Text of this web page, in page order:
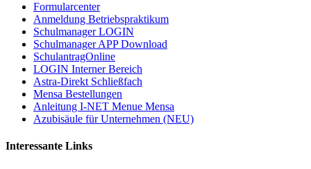
Formularcenter
Anmeldung Betriebspraktikum
Schulmanager LOGIN
Schulmanager APP Download
SchulantragOnline
LOGIN Interner Bereich
Astra-Direkt Schließfach
Mensa Bestellungen
Anleitung I-NET Menue Mensa
Azubisäule für Unternehmen (NEU)
Interessante Links